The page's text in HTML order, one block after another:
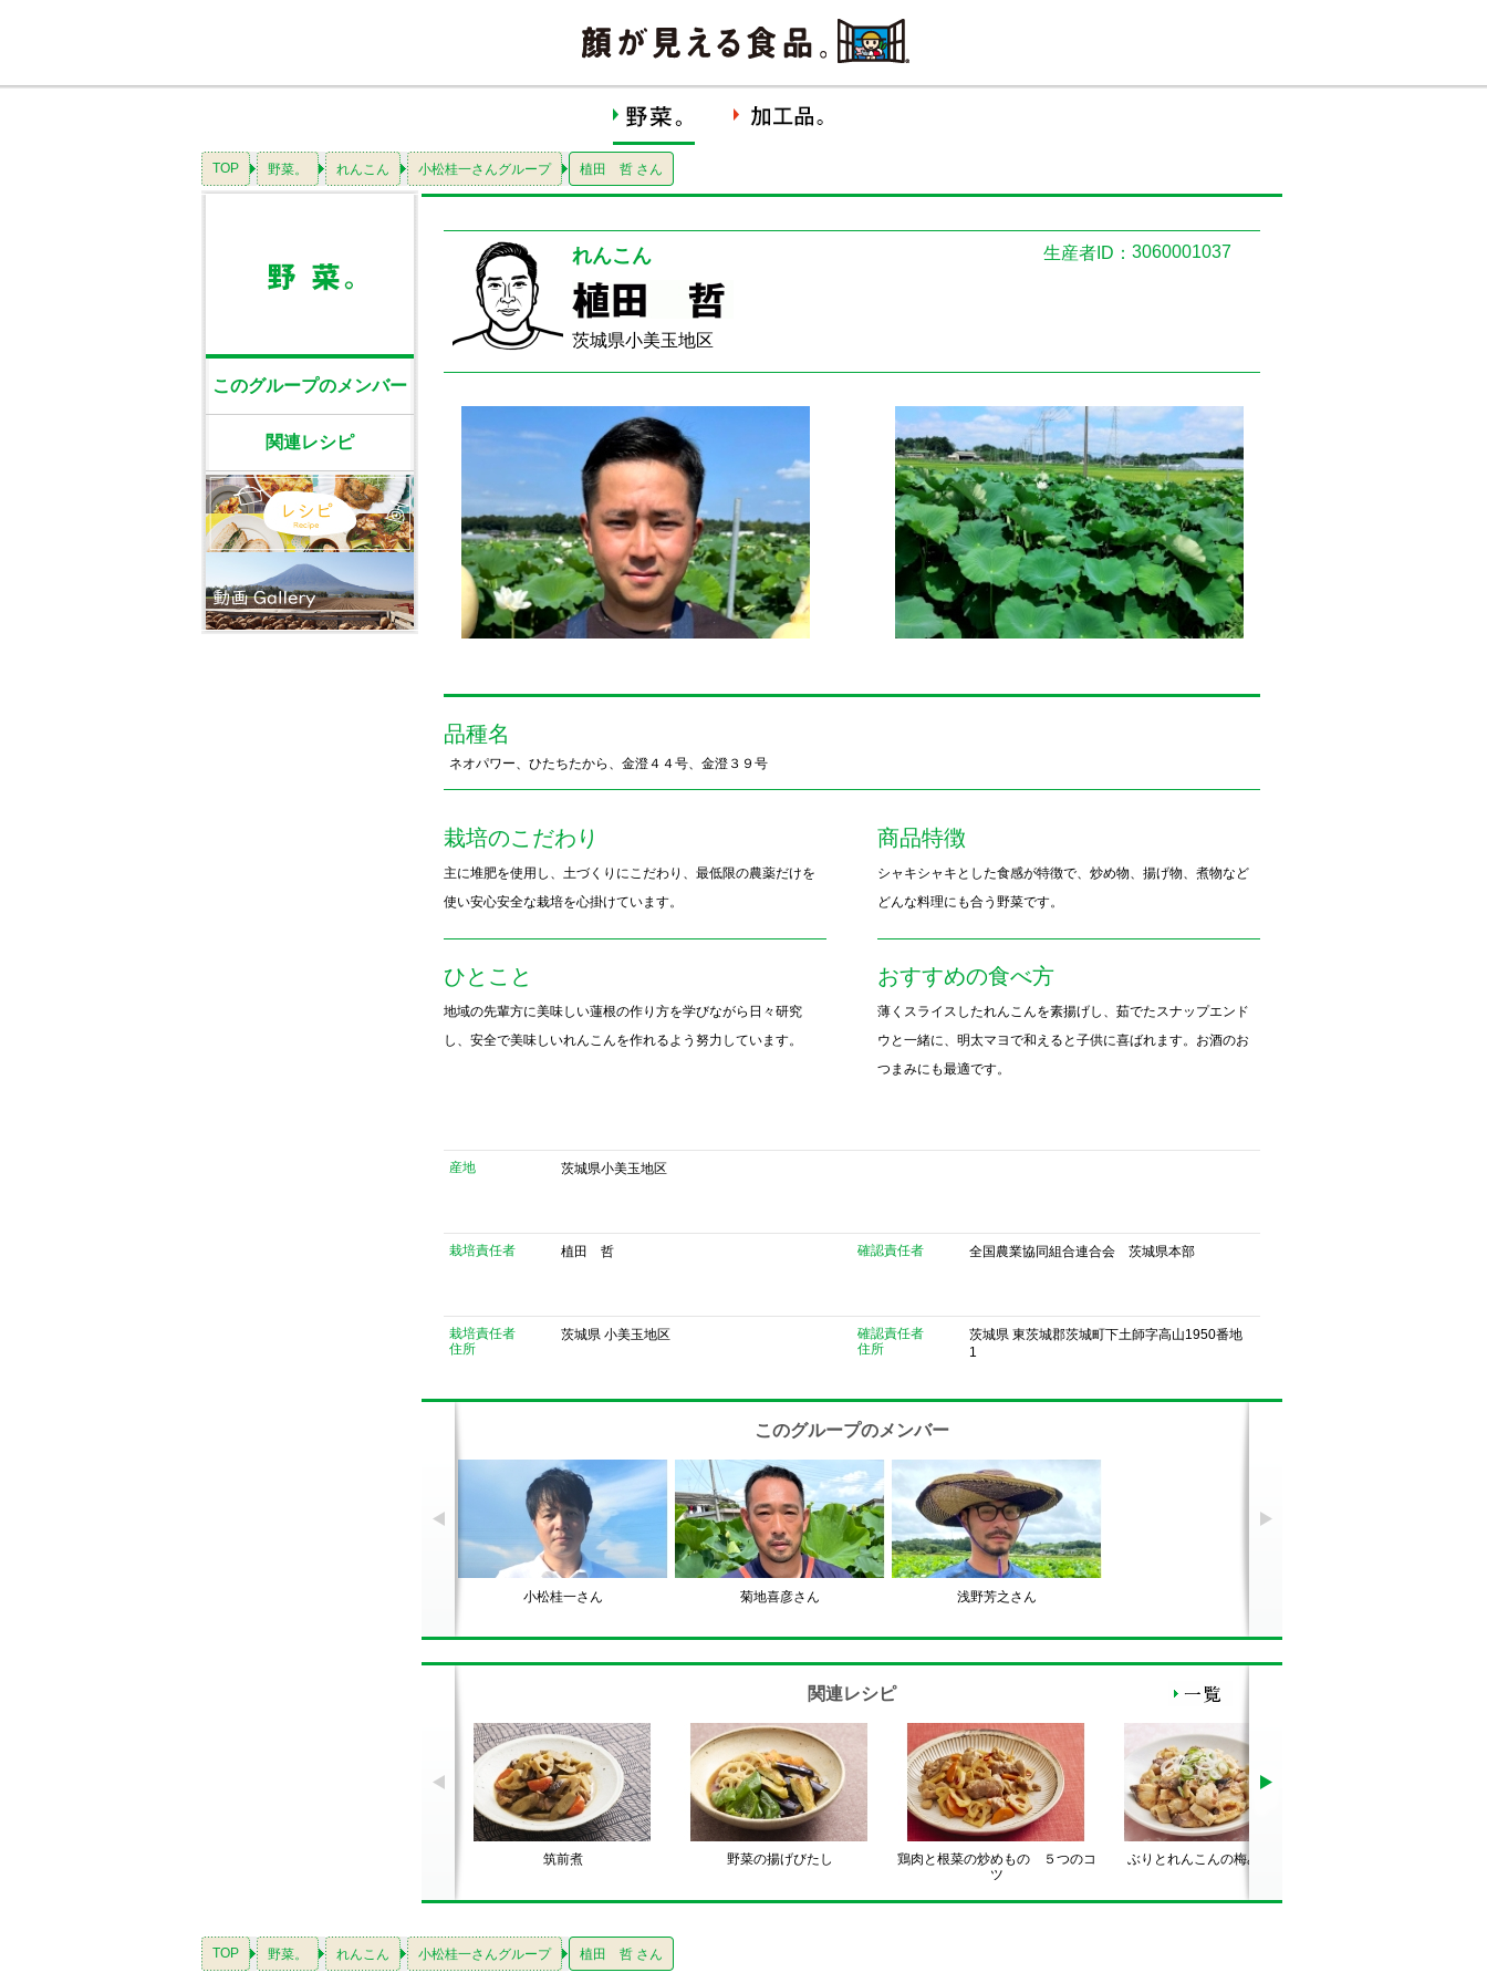
TOP 野菜。 れんこん 小松桂一さんグループ 植田 哲 さん
このグループのメンバー
関連レシピ
れんこん
茨城県小美玉地区
生産者ID： 3060001037
品種名
ネオパワー、ひたちたから、金澄４４号、金澄３９号
栽培のこだわり
主に堆肥を使用し、土づくりにこだわり、最低限の農薬だけを
使い安心安全な栽培を心掛けています。
ひとこと
地域の先輩方に美味しい蓮根の作り方を学びながら日々研究
し、安全で美味しいれんこんを作れるよう努力しています。
商品特徴
シャキシャキとした食感が特徴で、炒め物、揚げ物、煮物など
どんな料理にも合う野菜です。
おすすめの食べ方
薄くスライスしたれんこんを素揚げし、茹でたスナップエンド
ウと一緒に、明太マヨで和えると子供に喜ばれます。お酒のお
つまみにも最適です。
産地 茨城県小美玉地区
栽培責任者 植田 哲
栽培責任者
住所
茨城県 小美玉地区
確認責任者 全国農業協同組合連合会 茨城県本部
確認責任者
住所
茨城県 東茨城郡茨城町下土師字高山1950番地
1
このグループのメンバー
小松桂一さん 菊地喜彦さん 浅野芳之さん
関連レシピ
筑前煮 野菜の揚げびたし
鶏肉と根菜の炒めもの ５つのコ
ツ
ぶりとれんこんの梅みそ炒め
TOP 野菜。 れんこん 小松桂一さんグループ 植田 哲 さん